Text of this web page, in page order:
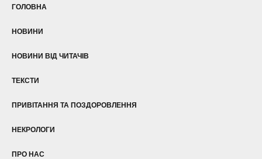
ГОЛОВНА
НОВИНИ
НОВИНИ ВІД ЧИТАЧІВ
ТЕКСТИ
ПРИВІТАННЯ ТА ПОЗДОРОВЛЕННЯ
НЕКРОЛОГИ
ПРО НАС